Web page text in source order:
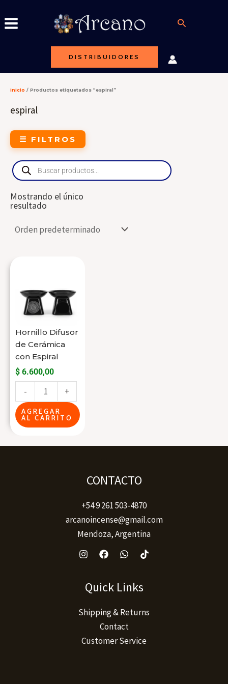
al
Buscar
DISTRIBUIDORES
Inicio / Productos etiquetados “espiral”
espiral
☰ FILTROS
Products
search
Mostrando el único
resultado
Hornillo Difusor
de Cerámica
con Espiral
$ 6.600,00
-
de
Cerámica
Espiral
cantidad
+
AGREGAR
AL CARRITO
CONTACTO
+54 9 261 503-4870
arcanoincense@gmail.com
Mendoza, Argentina
Quick Links
Shipping & Returns
Contact
Customer Service